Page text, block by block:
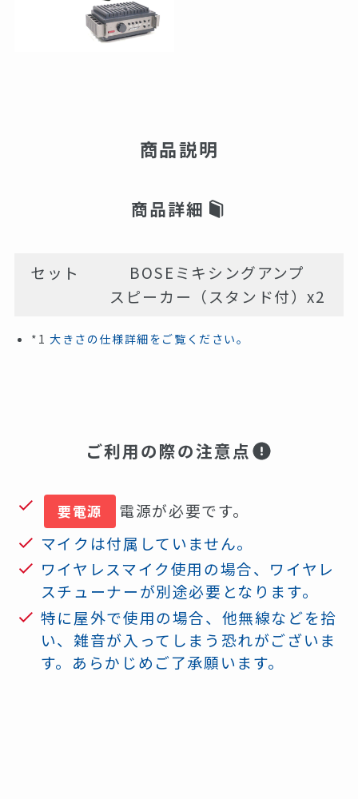
商品説明
商品詳細
セット
BOSEミキシングアンプ
スピーカー（スタンド付）x2
*1 大きさの仕様詳細をご覧ください。
ご利用の際の注意点
要電源
電源が必要です。
マイクは付属していません。
ワイヤレスマイク使用の場合、ワイヤレ
スチューナーが別途必要となります。
特に屋外で使用の場合、他無線などを拾
い、雑音が入ってしまう恐れがございま
す。あらかじめご了承願います。